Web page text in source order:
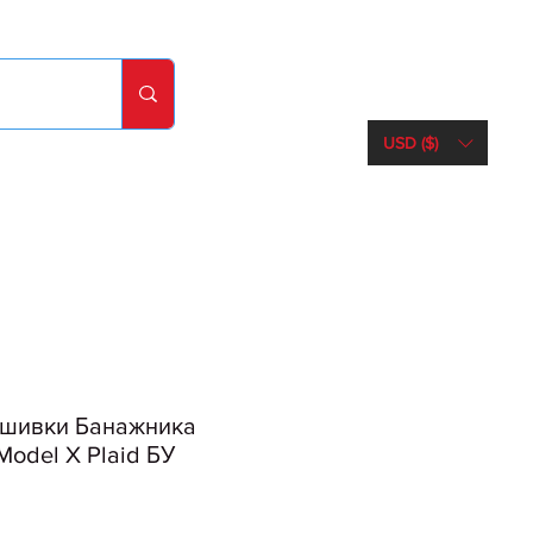
USD ($)
Банажника
X Plaid БУ